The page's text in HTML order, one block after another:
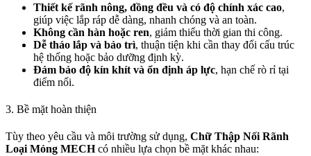
Thiết kế rãnh nông, đồng đều và có độ chính xác cao,
giúp việc lắp ráp dễ dàng, nhanh chóng và an toàn.
Không cần hàn hoặc ren, giảm thiểu thời gian thi công.
Dễ tháo lắp và bảo trì, thuận tiện khi cần thay đổi cấu trúc
hệ thống hoặc bảo dưỡng định kỳ.
Đảm bảo độ kín khít và ổn định áp lực, hạn chế rò rỉ tại
điểm nối.
3. Bề mặt hoàn thiện
Tùy theo yêu cầu và môi trường sử dụng, Chữ Thập Nối Rãnh
Loại Mỏng MECHcó nhiều lựa chọn bề mặt khác nhau: